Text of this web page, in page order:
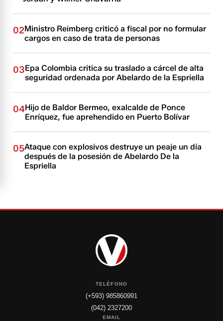
02Ministro Reimberg criticó a fiscal por no formular
cargos en caso de trata de personas
03Epa Colombia critica su traslado a cárcel de alta
seguridad ordenada por Abelardo de la Espriella
04Hijo de Baldor Bermeo, exalcalde de Ponce
Enríquez, fue aprehendido en Puerto Bolívar
05Ataque con explosivos destruye un peaje un día
después de la posesión de Abelardo De la
Espriella
TELÉFONO
(+593) 985860991
(042) 2327200
EMAIL